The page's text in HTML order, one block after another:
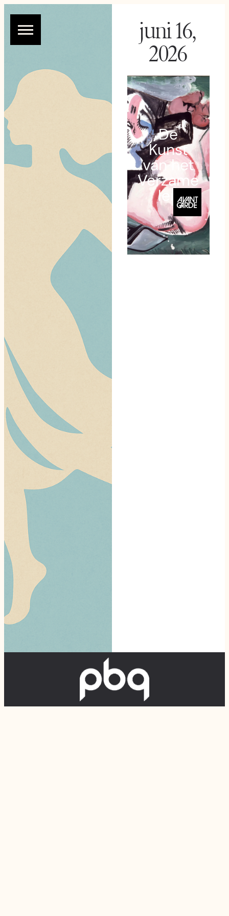
juni 16,
2026
De
Kunst
van het
Verzame
len